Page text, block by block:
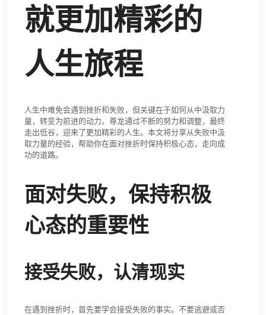
就更加精彩的
人生旅程
人生中难免会遇到挫折和失败，但关键在于如何从中汲取力
量，转变为前进的动力。尊龙通过不断的努力和调整，最终
走出低谷，迎来了更加精彩的人生。本文将分享从失败中汲
取力量的经验，帮助你在面对挫折时保持积极心态，走向成
功的道路。
面对失败，保持积极
心态的重要性
接受失败，认清现实
在遇到挫折时，首先要学会接受失败的事实。不要逃避或否